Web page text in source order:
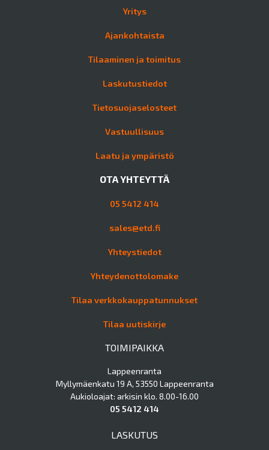
Yritys
Ajankohtaista
Tilaaminen ja toimitus
Laskutustiedot
Tietosuojaselosteet
Vastuullisuus
Laatu ja ympäristö
OTA YHTEYTTÄ
05 5412 414
sales@etd.fi
Yhteystiedot
Yhteydenottolomake
Tilaa verkkokauppatunnukset
Tilaa uutiskirje
TOIMIPAIKKA
Lappeenranta
Myllymäenkatu 19 A, 53550 Lappeenranta
Aukioloajat: arkisin klo. 8.00-16.00
05 5412 414
LASKUTUS